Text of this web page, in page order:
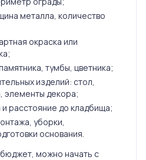
металла, количество
окраска или
тумбы, цветника;
изделий: стол,
элементы декора;
расстояние до кладбища;
уборки,
основания.
можно начать с